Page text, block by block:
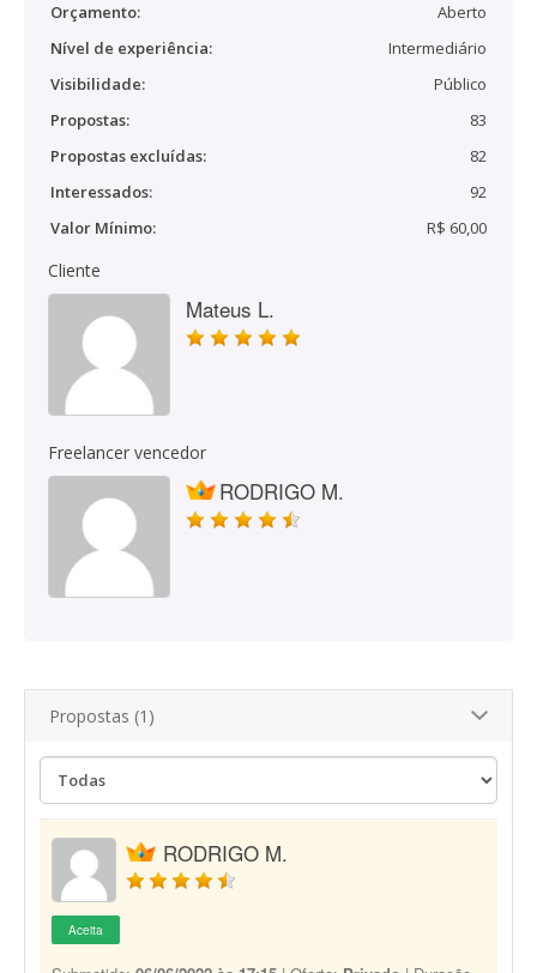
Orçamento:
Aberto
Nível de experiência:
Intermediário
Visibilidade:
Público
Propostas:
83
Propostas excluídas:
82
Interessados:
92
Valor Mínimo:
R$ 60,00
Cliente
Mateus L.
Freelancer vencedor
RODRIGO M.
Propostas (1)
RODRIGO M.
Aceita